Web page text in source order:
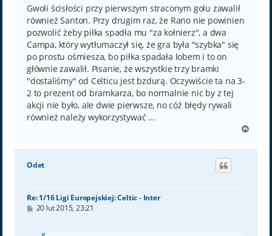
t
Gwoli ścisłości przy pierwszym straconym golu zawalił
również Santon. Przy drugim raz, że Rano nie powinien
pozwolić żeby piłka spadła mu "za kołnierz", a dwa
Campa, który wytłumaczył się, że gra była "szybka" się
po prostu ośmiesza, bo piłka spadała lobem i to on
głównie zawalił. Pisanie, że wszystkie trzy bramki
"dostaliśmy" od Celticu jest bzdurą. Oczywiście ta na 3-
2 to prezent od bramkarza, bo normalnie nic by z tej
akcji nie było, ale dwie pierwsze, no cóż błędy rywali
również należy wykorzystywać ...
g
Odet
Re: 1/16 Ligi Europejskiej: Celtic - Inter
P20 lut 2015, 23:21